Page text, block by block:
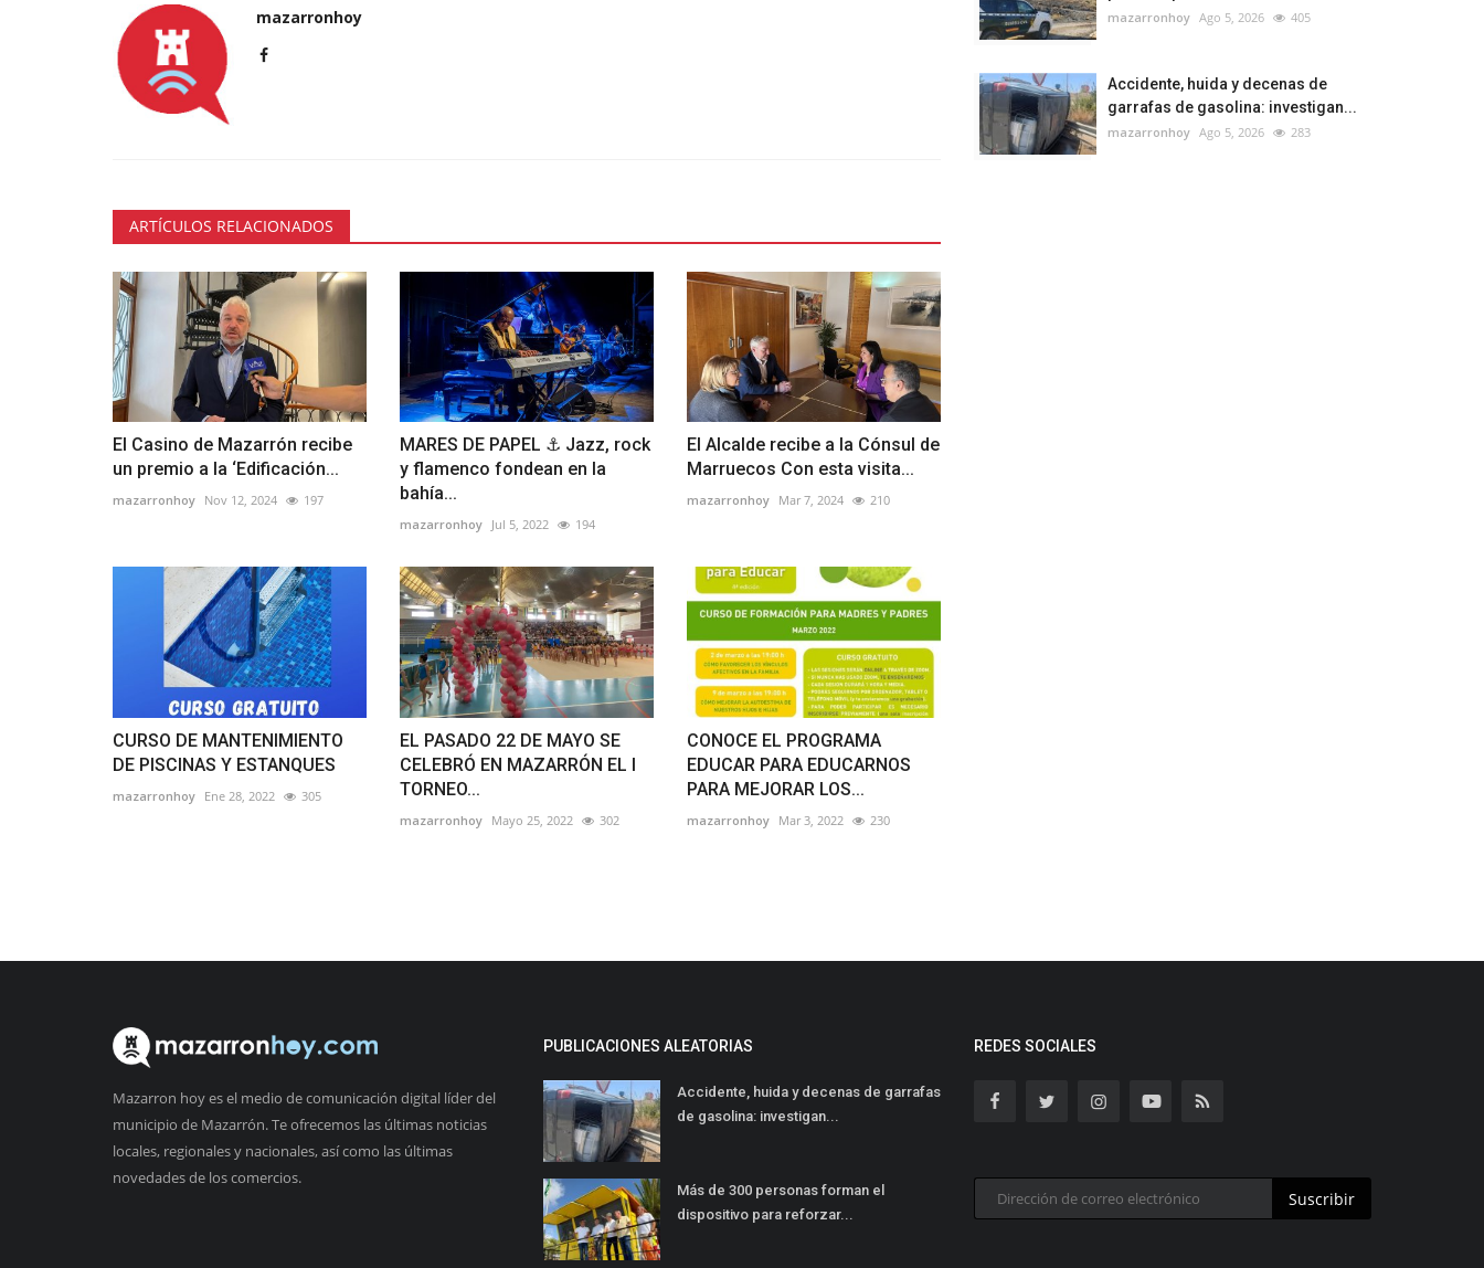
mazarronhoy
ARTÍCULOS RELACIONADOS
El Casino de Mazarrón recibe
un premio a la ‘Edificación...
mazarronhoy Nov 12, 2024 197
MARES DE PAPEL ⚓ Jazz, rock
y flamenco fondean en la
bahía...
mazarronhoy Jul 5, 2022 194
El Alcalde recibe a la Cónsul de
Marruecos Con esta visita...
mazarronhoy Mar 7, 2024 210
CURSO DE MANTENIMIENTO
DE PISCINAS Y ESTANQUES
mazarronhoy Ene 28, 2022 305
EL PASADO 22 DE MAYO SE
CELEBRÓ EN MAZARRÓN EL I
TORNEO...
mazarronhoy Mayo 25, 2022 302
CONOCE EL PROGRAMA
EDUCAR PARA EDUCARNOS
PARA MEJORAR LOS...
mazarronhoy Mar 3, 2022 230
mazarronhoy Ago 5, 2026 405
Accidente, huida y decenas de
garrafas de gasolina: investigan...
mazarronhoy Ago 5, 2026 283
Mazarron hoy es el medio de comunicación digital líder del
municipio de Mazarrón. Te ofrecemos las últimas noticias
locales, regionales y nacionales, así como las últimas
novedades de los comercios.
PUBLICACIONES ALEATORIAS
Accidente, huida y decenas de garrafas
de gasolina: investigan...
Más de 300 personas forman el
dispositivo para reforzar...
REDES SOCIALES
Suscribir